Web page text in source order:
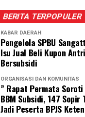
BERITA TERPOPULER
KABAR DAERAH
Pengelola SPBU
Isu Jual Beli Kupon
Bersubsidi
ORGANISASI DAN KOMUNITAS
” Rapat Permata
BBM Subsidi, 147 Sopir
Jadi Peserta BPJS